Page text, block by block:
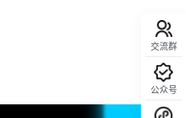
交流群
公众号